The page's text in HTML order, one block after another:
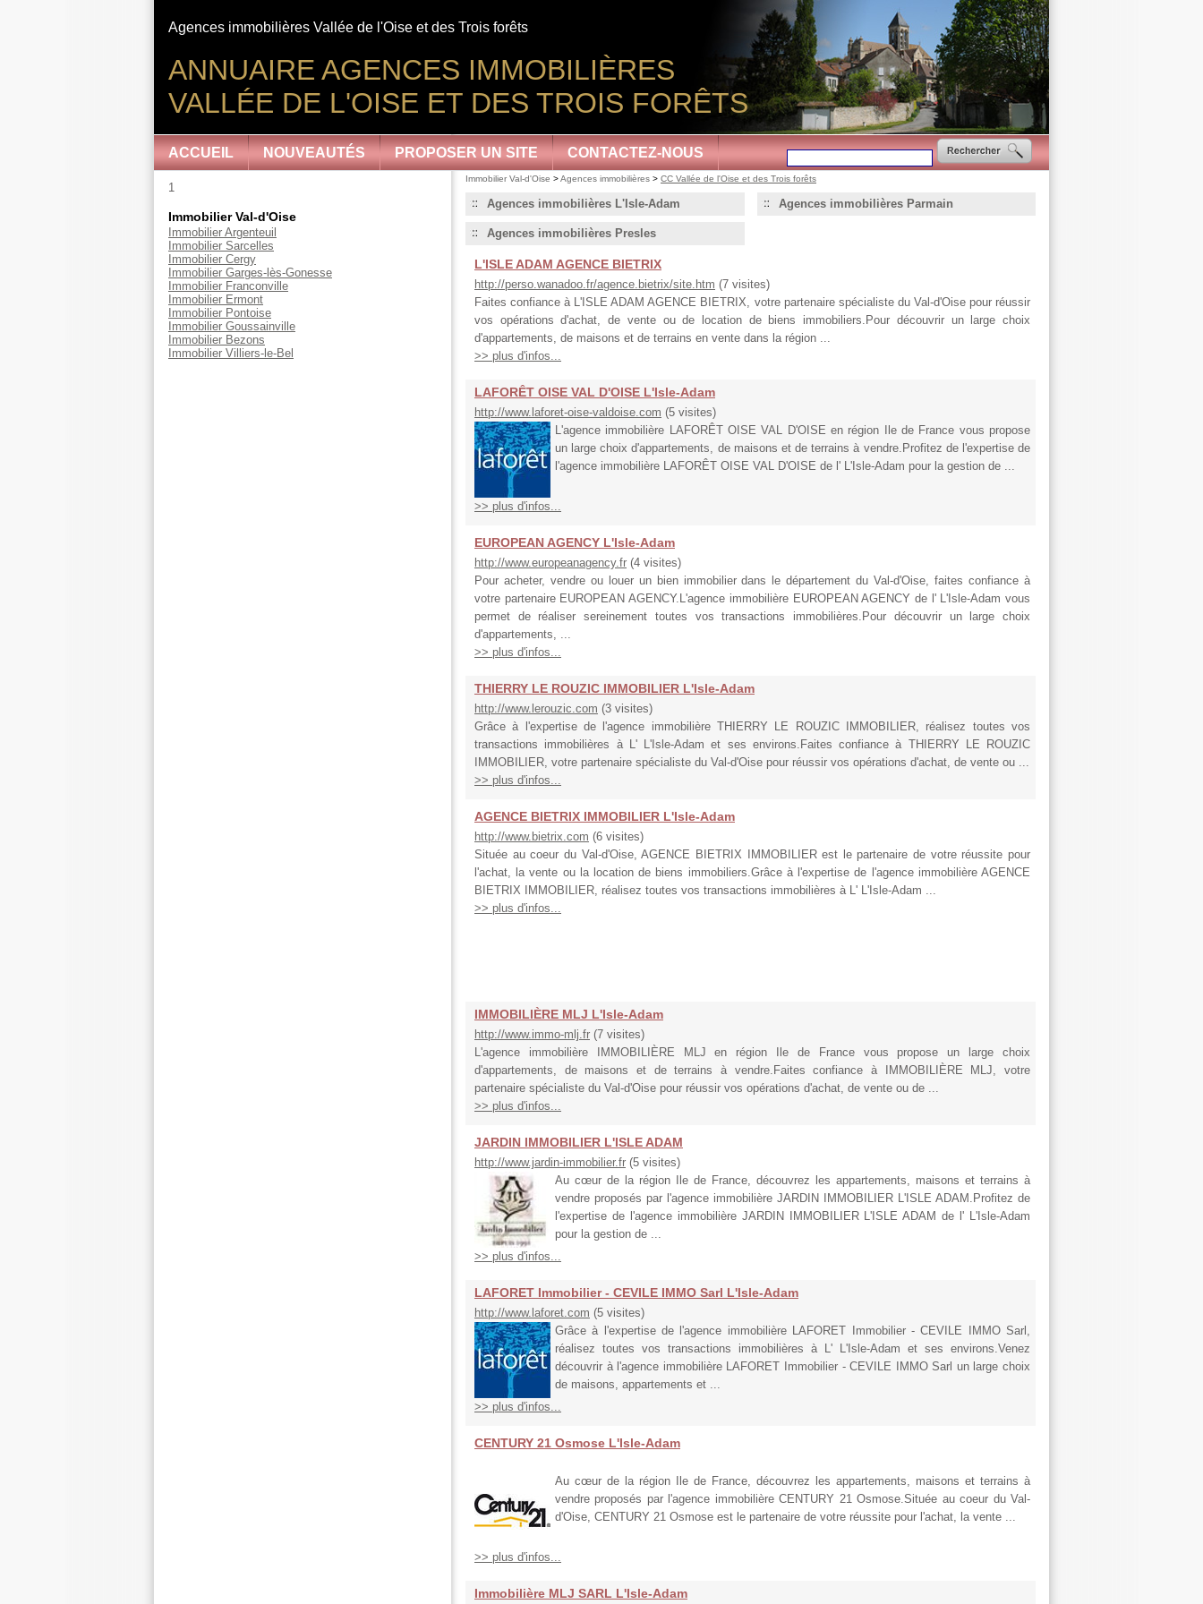
ANNUAIRE AGENCES IMMOBILIÈRES
VALLÉE DE L'OISE ET DES TROIS FORÊTS
Agences immobilières Vallée de l'Oise et des Trois forêts
ACCUEIL NOUVEAUTÉS PROPOSER UN SITE CONTACTEZ-NOUS
1
Immobilier Val-d'Oise
Immobilier Argenteuil
Immobilier Sarcelles
Immobilier Cergy
Immobilier Garges-lès-Gonesse
Immobilier Franconville
Immobilier Ermont
Immobilier Pontoise
Immobilier Goussainville
Immobilier Bezons
Immobilier Villiers-le-Bel
Immobilier Val-d'Oise >Agences immobilières > CC Vallée de l'Oise et des Trois forêts
Agences immobilières L'Isle-Adam Agences immobilières Parmain
Agences immobilières Presles
L'ISLE ADAM AGENCE BIETRIX
http://perso.wanadoo.fr/agence.bietrix/site.htm (7 visites)
Faites confiance à L'ISLE ADAM AGENCE BIETRIX, votre partenaire spécialiste du Val-d'Oise pour réussir
vos opérations d'achat, de vente ou de location de biens immobiliers.Pour découvrir un large choix
d'appartements, de maisons et de terrains en vente dans la région ...
>> plus d'infos...
LAFORÊT OISE VAL D'OISE L'Isle-Adam
http://www.laforet-oise-valdoise.com (5 visites)
L'agence immobilière LAFORÊT OISE VAL D'OISE en région Ile de France vous propose
un large choix d'appartements, de maisons et de terrains à vendre.Profitez de l'expertise de
l'agence immobilière LAFORÊT OISE VAL D'OISE de l' L'Isle-Adam pour la gestion de ...
>> plus d'infos...
EUROPEAN AGENCY L'Isle-Adam
http://www.europeanagency.fr (4 visites)
Pour acheter, vendre ou louer un bien immobilier dans le département du Val-d'Oise, faites confiance à
votre partenaire EUROPEAN AGENCY.L'agence immobilière EUROPEAN AGENCY de l' L'Isle-Adam vous
permet de réaliser sereinement toutes vos transactions immobilières.Pour découvrir un large choix
d'appartements, ...
>> plus d'infos...
THIERRY LE ROUZIC IMMOBILIER L'Isle-Adam
http://www.lerouzic.com (3 visites)
Grâce à l'expertise de l'agence immobilière THIERRY LE ROUZIC IMMOBILIER, réalisez toutes vos
transactions immobilières à L' L'Isle-Adam et ses environs.Faites confiance à THIERRY LE ROUZIC
IMMOBILIER, votre partenaire spécialiste du Val-d'Oise pour réussir vos opérations d'achat, de vente ou ...
>> plus d'infos...
AGENCE BIETRIX IMMOBILIER L'Isle-Adam
http://www.bietrix.com (6 visites)
Située au coeur du Val-d'Oise, AGENCE BIETRIX IMMOBILIER est le partenaire de votre réussite pour
l'achat, la vente ou la location de biens immobiliers.Grâce à l'expertise de l'agence immobilière AGENCE
BIETRIX IMMOBILIER, réalisez toutes vos transactions immobilières à L' L'Isle-Adam ...
>> plus d'infos...
IMMOBILIÈRE MLJ L'Isle-Adam
http://www.immo-mlj.fr (7 visites)
L'agence immobilière IMMOBILIÈRE MLJ en région Ile de France vous propose un large choix
d'appartements, de maisons et de terrains à vendre.Faites confiance à IMMOBILIÈRE MLJ, votre
partenaire spécialiste du Val-d'Oise pour réussir vos opérations d'achat, de vente ou de ...
>> plus d'infos...
JARDIN IMMOBILIER L'ISLE ADAM
http://www.jardin-immobilier.fr (5 visites)
Au cœur de la région Ile de France, découvrez les appartements, maisons et terrains à
vendre proposés par l'agence immobilière JARDIN IMMOBILIER L'ISLE ADAM.Profitez de
l'expertise de l'agence immobilière JARDIN IMMOBILIER L'ISLE ADAM de l' L'Isle-Adam
pour la gestion de ...
>> plus d'infos...
LAFORET Immobilier - CEVILE IMMO Sarl L'Isle-Adam
http://www.laforet.com (5 visites)
Grâce à l'expertise de l'agence immobilière LAFORET Immobilier - CEVILE IMMO Sarl,
réalisez toutes vos transactions immobilières à L' L'Isle-Adam et ses environs.Venez
découvrir à l'agence immobilière LAFORET Immobilier - CEVILE IMMO Sarl un large choix
de maisons, appartements et ...
>> plus d'infos...
CENTURY 21 Osmose L'Isle-Adam
Au cœur de la région Ile de France, découvrez les appartements, maisons et terrains à
vendre proposés par l'agence immobilière CENTURY 21 Osmose.Située au coeur du Val-
d'Oise, CENTURY 21 Osmose est le partenaire de votre réussite pour l'achat, la vente ...
>> plus d'infos...
Immobilière MLJ SARL L'Isle-Adam